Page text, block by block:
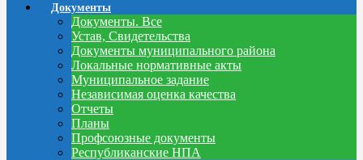
Документы
Документы. Все
Устав, Свидетельства
Документы муниципального района
Локальные нормативные акты
Муниципальное задание
Независимая оценка качества
Отчеты
Планы
Профсоюзные документы
Республиканские НПА